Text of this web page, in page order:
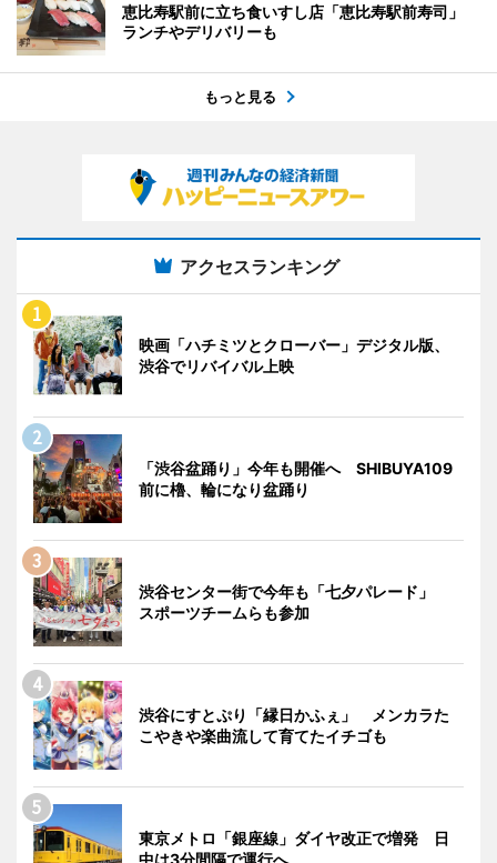
恵比寿駅前に立ち食いすし店「恵比寿駅前寿司」
ランチやデリバリーも
もっと見る
アクセスランキング
映画「ハチミツとクローバー」デジタル版、
渋谷でリバイバル上映
「渋谷盆踊り」今年も開催へ SHIBUYA109
前に櫓、輪になり盆踊り
渋谷センター街で今年も「七夕パレード」
スポーツチームらも参加
渋谷にすとぷり「縁日かふぇ」 メンカラた
こやきや楽曲流して育てたイチゴも
東京メトロ「銀座線」ダイヤ改正で増発 日
中は3分間隔で運行へ